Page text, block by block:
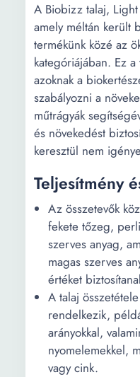
A Biobizz talaj,
amely méltán került
termékünk közé az
kategóriájában. Ez
azoknak a
szabályozni a
műtrágyák
és növekedést
keresztül nem
Teljesítmény
Az összetevők
fekete tőzeg,
szerves anyag,
magas szerves
értéket
A talaj
rendelkezik,
arányokkal,
nyomelemekkel,
vagy cink.